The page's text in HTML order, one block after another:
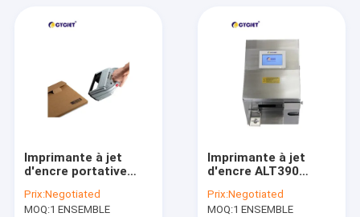
Imprimante à jet
d'encre portative
barres 300 DPI
Prix:Negotiated
MOQ:1 ENSEMBLE
Imprimante à jet
d'encre ALT390
Prix:Negotiated
MOQ:1 ENSEMBLE